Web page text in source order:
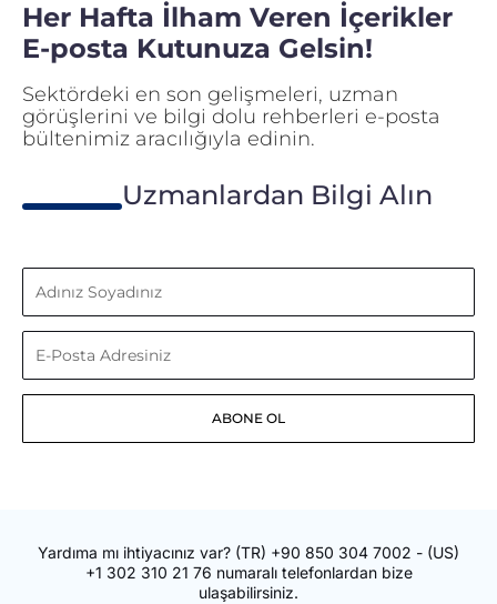
Her Hafta İlham Veren İçerikler
E-posta Kutunuza Gelsin!
Sektördeki en son gelişmeleri, uzman
görüşlerini ve bilgi dolu rehberleri e-posta
bültenimiz aracılığıyla edinin.
Uzmanlardan Bilgi Alın
Adınız
Soyadınız
E-
Posta
ABONE OL
Yardıma mı ihtiyacınız var? (TR) +90 850 304 7002 - (US)
+1 302 310 21 76 numaralı telefonlardan bize
ulaşabilirsiniz.